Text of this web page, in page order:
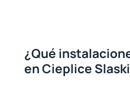
¿Qué
en Cieplice